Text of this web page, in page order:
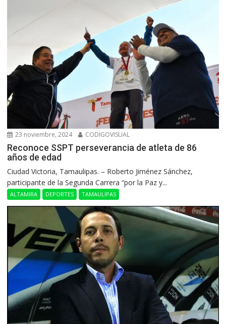
23 noviembre, 2024 CODIGOVISUAL
Reconoce SSPT perseverancia de atleta de 86
años de edad
Ciudad Victoria, Tamaulipas. – Roberto Jiménez Sánchez,
participante de la Segunda Carrera “por la Paz y...
ALTAMIRA DEPORTES TAMAULIPAS